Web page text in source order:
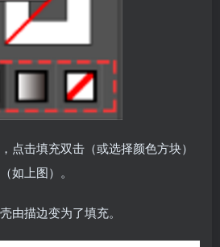
点击填充双击（或选择颜色方块）
如上图）。
由描边变为了填充。